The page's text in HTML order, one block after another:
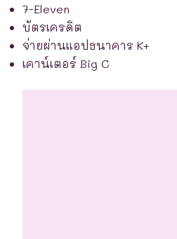
7-Eleven
บัตรเครดิต
จ่ายผ่านแอปธนาคาร K+
เคาน์เตอร์ Big C